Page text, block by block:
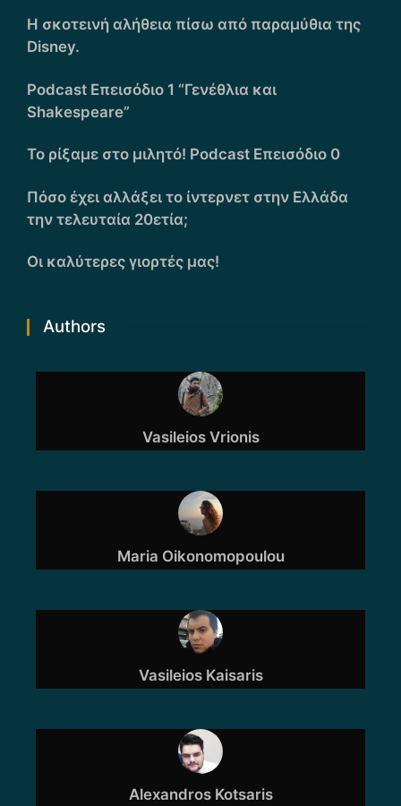
Η σκοτεινή αλήθεια πίσω από παραμύθια της
Disney.
Podcast Επεισόδιο 1 “Γενέθλια και
Shakespeare”
Το ρίξαμε στο μιλητό! Podcast Επεισόδιο 0
Πόσο έχει αλλάξει το ίντερνετ στην Ελλάδα
την τελευταία 20ετία;
Οι καλύτερες γιορτές μας!
Authors
Vasileios Vrionis
Maria Oikonomopoulou
Vasileios Kaisaris
Alexandros Kotsaris